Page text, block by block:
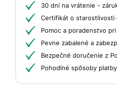
30 dní na vrátenie -
Certifikát o starostlivosti
Pomoc a poradenstvo
Pevne zabalené a
Bezpečné doručenie z
Pohodlné spôsoby